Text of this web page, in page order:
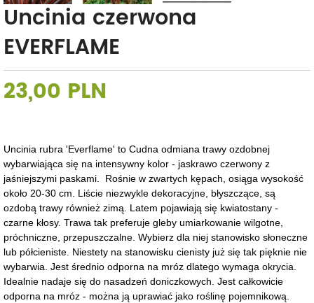
Uncinia czerwona
EVERFLAME
23,00 PLN
Uncinia rubra 'Everflame' to Cudna odmiana trawy ozdobnej
wybarwiająca się na intensywny kolor - jaskrawo czerwony z
jaśniejszymi paskami. Rośnie w zwartych kępach, osiąga wysokość
około 20-30 cm. Liście niezwykle dekoracyjne, błyszczące, są
ozdobą trawy również zimą. Latem pojawiają się kwiatostany -
czarne kłosy. Trawa tak preferuje gleby umiarkowanie wilgotne,
próchniczne, przepuszczalne. Wybierz dla niej stanowisko słoneczne
lub półcieniste. Niestety na stanowisku cienisty już się tak pięknie nie
wybarwia. Jest średnio odporna na mróz dlatego wymaga okrycia.
Idealnie nadaje się do nasadzeń doniczkowych. Jest całkowicie
odporna na mróz - można ją uprawiać jako roślinę pojemnikową.